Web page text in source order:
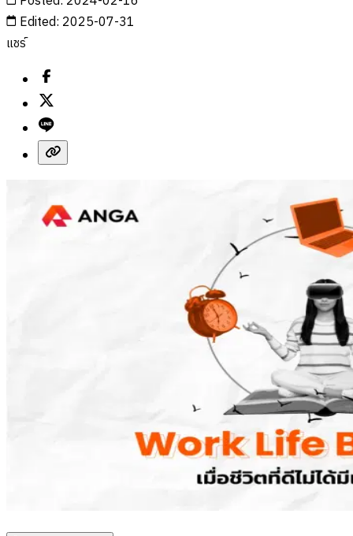
Edited: 2025-07-31
แชร์